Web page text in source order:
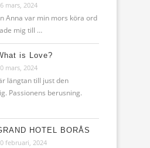
mars, 2024
Anna var min mors köra ord
mig till …
is Love?
mars, 2024
längtan till just den
Passionens berusning.
HOTEL BORÅS
februari, 2024